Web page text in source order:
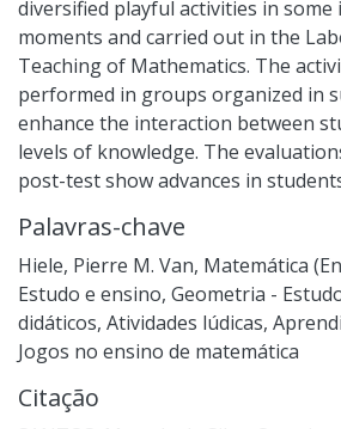
diversified playful activities in
moments and carried out in the
Teaching of Mathematics. The
performed in groups organized in
enhance the interaction between
levels of knowledge. The
post-test show advances in
Palavras-chave
Hiele, Pierre M. Van, Matemática
Estudo e ensino, Geometria -
didáticos, Atividades lúdicas,
Jogos no ensino de matemática
Citação